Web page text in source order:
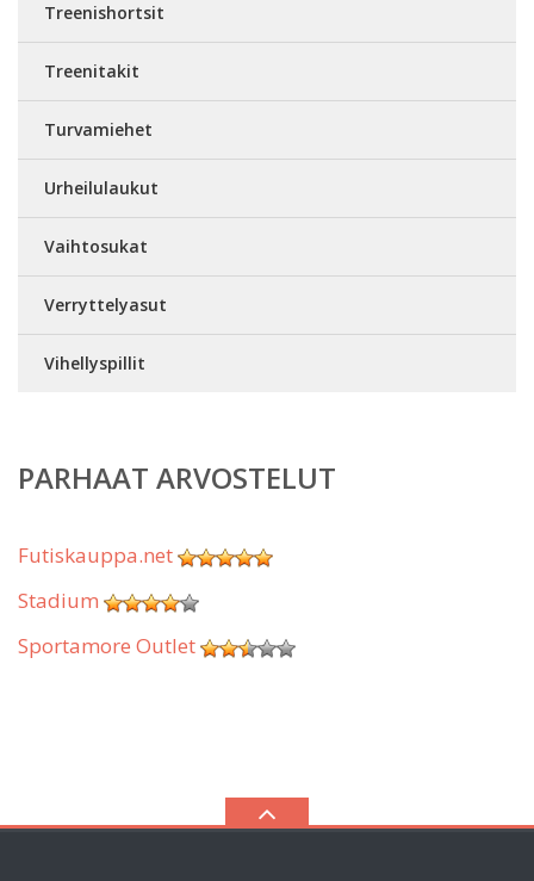
Treenishortsit
Treenitakit
Turvamiehet
Urheilulaukut
Vaihtosukat
Verryttelyasut
Vihellyspillit
PARHAAT ARVOSTELUT
Futiskauppa.net
Stadium
Sportamore Outlet